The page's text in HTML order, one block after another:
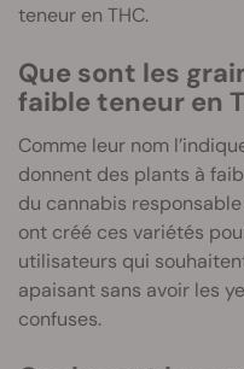
teneur en THC.
Que sont les
faible teneur en
Comme leur nom
donnent des plants à
du cannabis
ont créé ces variétés
utilisateurs qui
apaisant sans avoir les
confuses.